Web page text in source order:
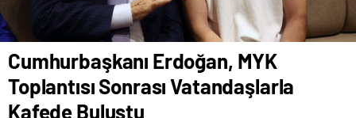
Cumhurbaşkanı Erdoğan, MYK
Toplantısı Sonrası Vatandaşlarla
Kafede Buluştu